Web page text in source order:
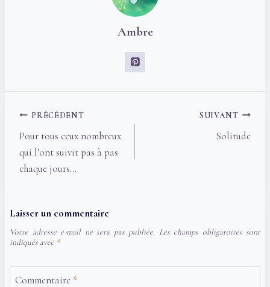
Ambre
Navigation
de
l’article
PRÉCÉDENT
Pour tous ceux nombreux
qui l’ont suivit pas à pas
chaque jours…
SUIVANT
Solitude
Laisser un commentaire
Votre adresse e-mail ne sera pas publiée. Les champs obligatoires sont
indiqués avec *
Commentaire *